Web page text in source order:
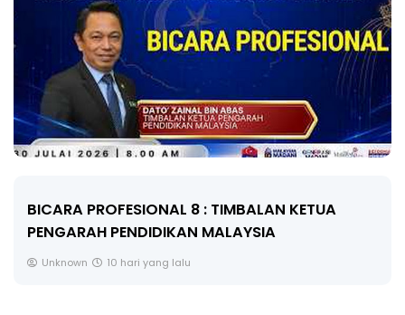
BICARA PROFESIONAL 8 : TIMBALAN KETUA
PENGARAH PENDIDIKAN MALAYSIA
Unknown 10 hari yang lalu